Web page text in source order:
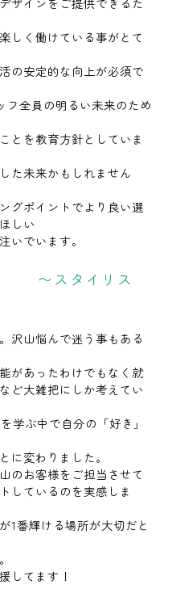
しく働けている事がとて
の安定的な向上が必須で
フ全員の明るい未来のため
とを教育方針としていま
た未来かもしれません
グポイントでより良い選
しい
いでいます。
〜スタイリス
沢山悩んで迷う事もある
があったわけでもなく就
ど大雑把にしか考えてい
学ぶ中で自分の「好き」
に変わりました。
のお客様をご担当させて
しているのを実感しま
1番輝ける場所が大切だと
してます！